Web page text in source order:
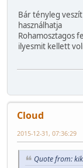
Bár tényleg
használhatja
Rohamosztagos
ilyesmit kellett
Cloud
2015-12-31, 07:36:29
Quote from: